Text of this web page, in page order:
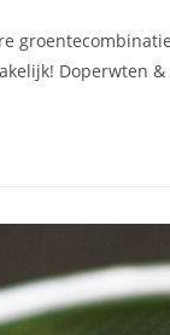
Doperwten